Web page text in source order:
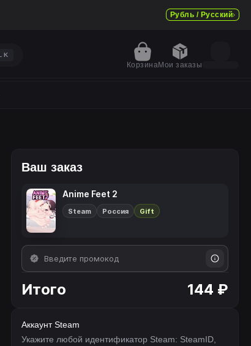
Рубль / Русский
K
КорзинаМои заказы
Ваш заказ
Anime Feet 2
Steam Россия Gift
Итого 144 ₽
Аккаунт Steam
Укажите любой идентификатор Steam: SteamID,